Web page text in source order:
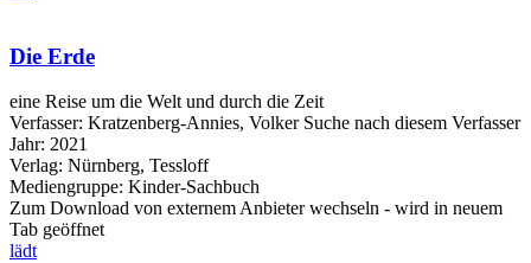
Die Erde
eine Reise um die Welt und durch die Zeit
Verfasser: Kratzenberg-Annies, Volker Suche nach diesem Verfasser
Jahr: 2021
Verlag: Nürnberg, Tessloff
Mediengruppe: Kinder-Sachbuch
Zum Download von externem Anbieter wechseln - wird in neuem
Tab geöffnet
lädt